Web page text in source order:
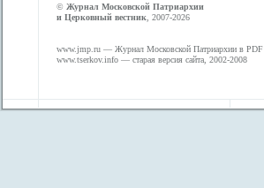
© Журнал Московской Патриархии
и Церковный вестник , 2007-2026
www.jmp.ru — Журнал Московской Патриархии в PDF
www.tserkov.info — старая версия сайта, 2002-2008